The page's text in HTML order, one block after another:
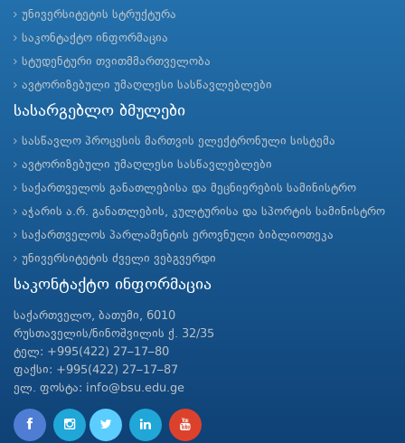
უნივერსიტეტის სტრუქტურა
საკონტაქტო ინფორმაცია
სტუდენტური თვითმმართველობა
ავტორიზებული უმაღლესი სასწავლებლები
სასარგებლო ბმულები
სასწავლო პროცესის მართვის ელექტრონული სისტემა
ავტორიზებული უმაღლესი სასწავლებლები
საქართველოს განათლებისა და მეცნიერების სამინისტრო
აჭარის ა.რ. განათლების, კულტურისა და სპორტის სამინისტრო
საქართველოს პარლამენტის ეროვნული ბიბლიოთეკა
უნივერსიტეტის ძველი ვებგვერდი
საკონტაქტო ინფორმაცია
საქართველო, ბათუმი, 6010
რუსთაველის/ნინოშვილის ქ. 32/35
ტელ: +995(422) 27–17–80
ფაქსი: +995(422) 27–17–87
ელ. ფოსტა: info@bsu.edu.ge